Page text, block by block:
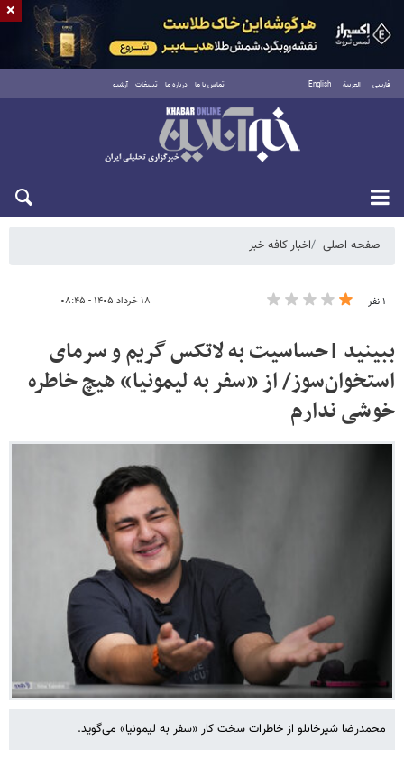
فارسی العربية English تماس با ما درباره ما تبلیغات آرشیو
پنجشنبه ۱۵ مرداد ۱۴۰۵
صفحه اصلی اخبار کافه خبر
۱ نفر ۱۸ خرداد ۱۴۰۵ - ۰۸:۴۵
ببینید |حساسیت به لاتکس گریم و سرمای
استخوان‌سوز/ از «سفر به لیمونیا» هیچ خاطره
خوشی ندارم
محمدرضا شیرخانلو از خاطرات سخت کار «سفر به لیمونیا» می‌گوید.
×